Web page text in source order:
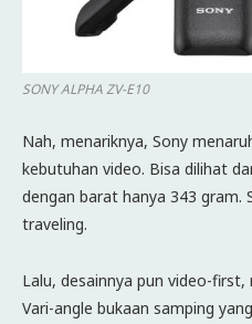
SONY ALPHA ZV-E10
Nah, menariknya, Sony
kebutuhan video. Bisa dilihat
dengan barat hanya 343 gram.
traveling.
Lalu, desainnya pun video-first,
Vari-angle bukaan samping